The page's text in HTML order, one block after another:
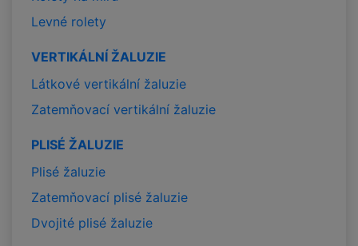
Levné rolety
VERTIKÁLNÍ ŽALUZIE
Látkové vertikální žaluzie
Zatemňovací vertikální žaluzie
PLISÉ ŽALUZIE
Plisé žaluzie
Zatemňovací plisé žaluzie
Dvojité plisé žaluzie